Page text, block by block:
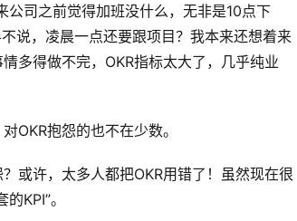
公司之前觉得加班没什么，无非是10点下
说，凌晨一点还要跟项目？我本来还想着来
多得做不完，OKR指标太大了，几乎纯业
OKR抱怨的也不在少数。
或许，太多人都把OKR用错了！虽然现在很
KPI”。